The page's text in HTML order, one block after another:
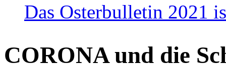
Das Osterbulletin 2021
CORONA und die